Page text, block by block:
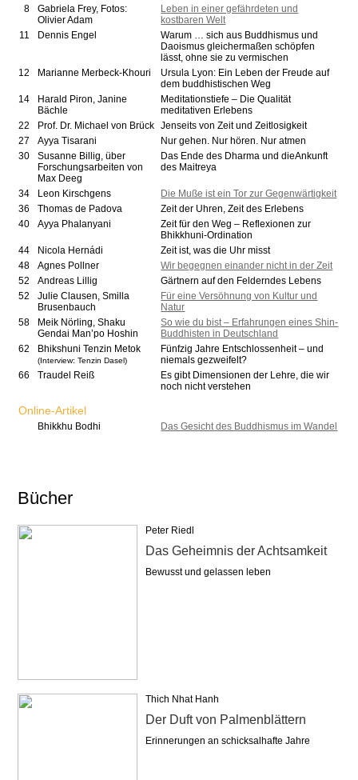
8
Gabriela Frey, Fotos:
Olivier Adam
Leben in einer gefährdeten und
kostbaren Welt
11
Dennis Engel
Warum … sich aus Buddhismus und
Daoismus gleichermaßen schöpfen
lässt, ohne sie zu vermischen
12
Marianne Merbeck-Khouri
Ursula Lyon: Ein Leben der Freude auf
dem buddhistischen Weg
14
Harald Piron, Janine
Bächle
Meditationstiefe – Die Qualität
meditativen Erlebens
22
Prof. Dr. Michael von Brück Jenseits von Zeit und Zeitlosigkeit
27
Ayya Tisarani
Nur gehen. Nur hören. Nur atmen
30
Susanne Billig, über
Forschungsarbeiten von
Max Deeg
Das Ende des Dharma und dieAnkunft
des Maitreya
34 Leon Kirschgens
Die Muße ist ein Tor zur Gegenwärtigkeit
36
Thomas de Padova
Zeit der Uhren, Zeit des Erlebens
40
Ayya Phalanyani
Zeit für den Weg – Reflexionen zur
Bhikkhuni-Ordination
44
Nicola Hernádi
Zeit ist, was die Uhr misst
48
Agnes Pollner
Wir begegnen einander nicht in der Zeit
52
Andreas Lillig
Gärtnern auf den Felderndes Lebens
52
Julie Clausen, Smilla
Brusenbauch
Für eine Versöhnung von Kultur und
Natur
58
Meik Nörling, Shaku
Gendai Man’po Hoshin
So wie du bist – Erfahrungen eines Shin-
Buddhisten in Deutschland
62
Bhikshuni Tenzin Metok
(Interview: Tenzin Dasel)
Fünfzig Jahre Entschlossenheit – und
niemals gezweifelt?
66
Traudel Reiß
Es gibt Dimensionen der Lehre, die wir
noch nicht verstehen
Online-Artikel
Bhikkhu Bodhi Das Gesicht des Buddhismus im Wandel
Bücher
Peter Riedl
Das Geheimnis der Achtsamkeit
Bewusst und gelassen leben
Thich Nhat Hanh
Der Duft von Palmenblättern
Erinnerungen an schicksalhafte Jahre